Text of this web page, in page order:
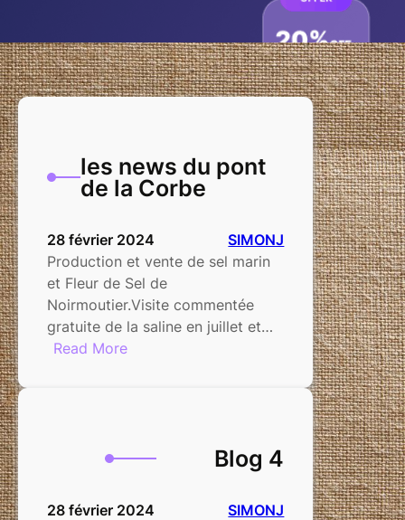
les news du pont
de la Corbe
28 février 2024
SIMONJ
Production et vente de sel marin
et Fleur de Sel de
Noirmoutier.Visite commentée
gratuite de la saline en juillet et…
Read More:
de
Blog 4
28 février 2024
SIMONJ